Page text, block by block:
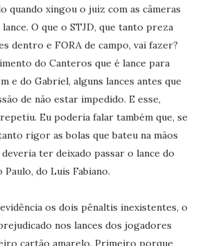
quando xingou o juiz com as câmeras
O que o STJD, que tanto preza
dentro e FORA de campo, vai fazer?
do Canteros que é lance para
e do Gabriel, alguns lances antes que
de não estar impedido. E esse,
Eu poderia falar também que, se
rigor as bolas que bateu na mãos
ter deixado passar o lance do
do Luis Fabiano.
os dois pênaltis inexistentes, o
nos lances dos jogadores
cartão amarelo. Primeiro porque